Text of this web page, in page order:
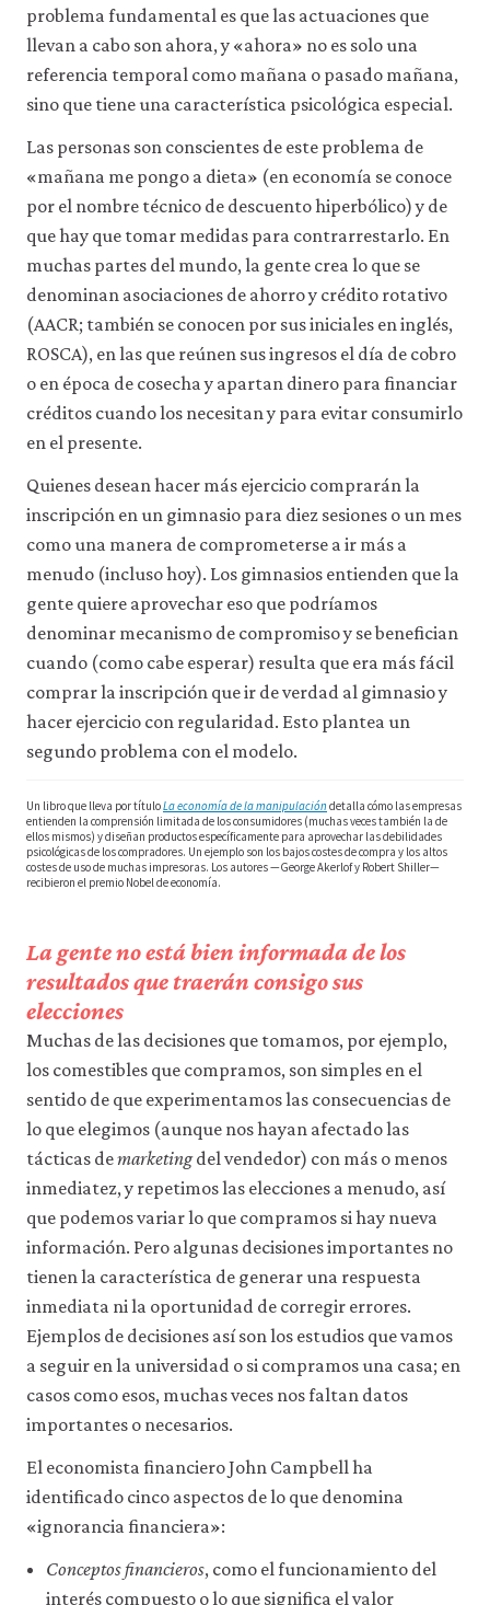
problema fundamental es que las actuaciones que
llevan a cabo son ahora, y «ahora» no es solo una
referencia temporal como mañana o pasado mañana,
sino que tiene una característica psicológica especial.
Las personas son conscientes de este problema de
«mañana me pongo a dieta» (en economía se conoce
por el nombre técnico de descuento hiperbólico) y de
que hay que tomar medidas para contrarrestarlo. En
muchas partes del mundo, la gente crea lo que se
denominan asociaciones de ahorro y crédito rotativo
(AACR; también se conocen por sus iniciales en inglés,
ROSCA), en las que reúnen sus ingresos el día de cobro
o en época de cosecha y apartan dinero para financiar
créditos cuando los necesitan y para evitar consumirlo
en el presente.
Quienes desean hacer más ejercicio comprarán la
inscripción en un gimnasio para diez sesiones o un mes
como una manera de comprometerse a ir más a
menudo (incluso hoy). Los gimnasios entienden que la
gente quiere aprovechar eso que podríamos
denominar mecanismo de compromiso y se benefician
cuando (como cabe esperar) resulta que era más fácil
comprar la inscripción que ir de verdad al gimnasio y
hacer ejercicio con regularidad. Esto plantea un
segundo problema con el modelo.
Un libro que lleva por títuloLa economía de la manipulación detalla cómo las empresas
entienden la comprensión limitada de los consumidores (muchas veces también la de
ellos mismos) y diseñan productos específicamente para aprovechar las debilidades
psicológicas de los compradores. Un ejemplo son los bajos costes de compra y los altos
costes de uso de muchas impresoras. Los autores —George Akerlof y Robert Shiller—
recibieron el premio Nobel de economía.
La gente no está bien informada de los
resultados que traerán consigo sus
elecciones
Muchas de las decisiones que tomamos, por ejemplo,
los comestibles que compramos, son simples en el
sentido de que experimentamos las consecuencias de
lo que elegimos (aunque nos hayan afectado las
tácticas demarketingdel vendedor) con más o menos
inmediatez, y repetimos las elecciones a menudo, así
que podemos variar lo que compramos si hay nueva
información. Pero algunas decisiones importantes no
tienen la característica de generar una respuesta
inmediata ni la oportunidad de corregir errores.
Ejemplos de decisiones así son los estudios que vamos
a seguir en la universidad o si compramos una casa; en
casos como esos, muchas veces nos faltan datos
importantes o necesarios.
El economista financiero John Campbell ha
identificado cinco aspectos de lo que denomina
«ignorancia financiera»:
Conceptos financieros, como el funcionamiento del
interés compuesto o lo que significa el valor